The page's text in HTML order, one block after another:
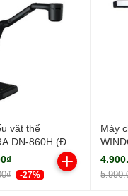
vật thể
DN-860H (Độ
nét/ Full HD)
-27%
Máy
sáng